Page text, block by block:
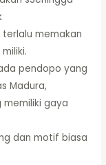
memakan
pendopo yang
Madura,
memiliki gaya
dan motif biasa